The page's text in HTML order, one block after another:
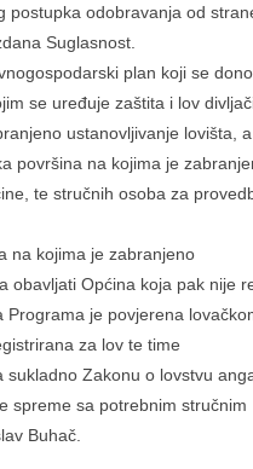
postupka odobravanja od
Suglasnost.
plan koji se
se uređuje zaštita i lov
ustanovljivanje lovišta,
površina na kojima je
te stručnih osoba za
na kojima je zabranjeno
obavljati Općina koja pak nije
je povjerena
za lov te time
sukladno Zakonu o lovstvu
spreme sa potrebnim stručnim
Buhač.